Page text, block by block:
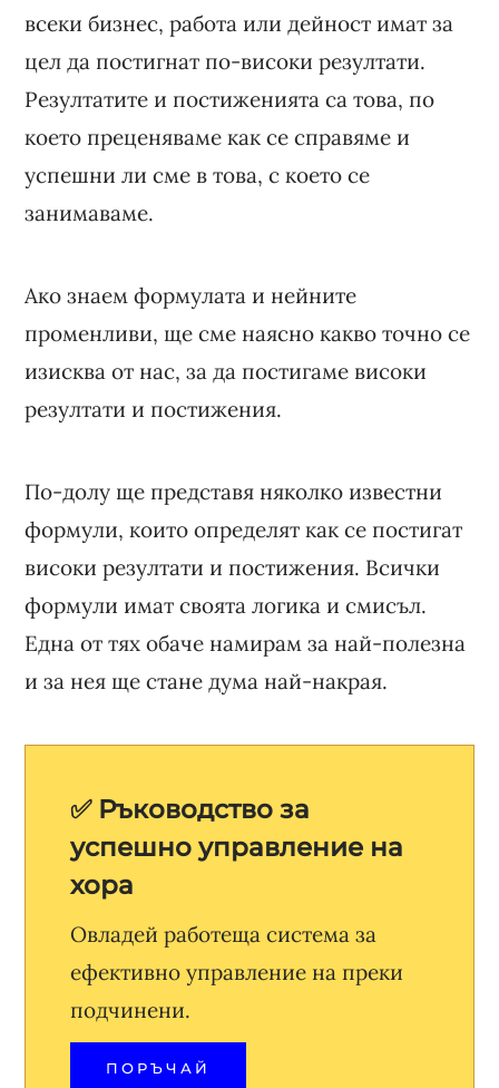
всеки бизнес, работа или дейност имат за
цел да постигнат по-високи резултати.
Резултатите и постиженията са това, по
което преценяваме как се справяме и
успешни ли сме в това, с което се
занимаваме.
Ако знаем формулата и нейните
променливи, ще сме наясно какво точно се
изисква от нас, за да постигаме високи
резултати и постижения.
По-долу ще представя няколко известни
формули, които определят как се постигат
високи резултати и постижения. Всички
формули имат своята логика и смисъл.
Една от тях обаче намирам за най-полезна
и за нея ще стане дума най-накрая.
✅ Ръководство за
успешно управление на
хора
Овладей работеща система за
ефективно управление на преки
подчинени.
ПОРЪЧАЙ